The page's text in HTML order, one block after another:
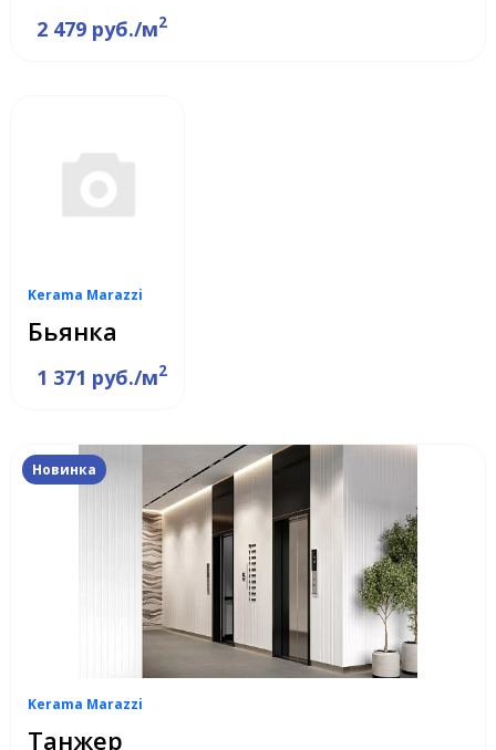
2 479 руб./м2
Kerama Marazzi
Бьянка
1 371 руб./м2
Новинка
Kerama Marazzi
Танжер